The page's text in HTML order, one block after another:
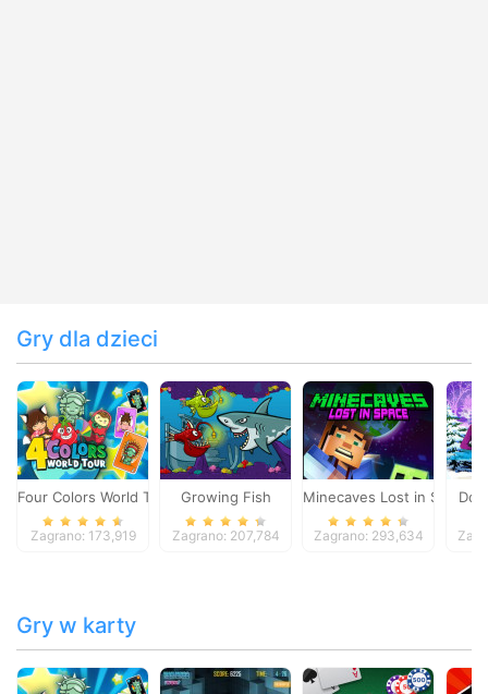
Gry dla dzieci
Four Colors World Tour
Zagrano: 173,919
Growing Fish
Zagrano: 207,784
Minecaves Lost in Space
Zagrano: 293,634
Gry w karty